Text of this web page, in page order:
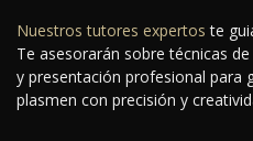
Nuestros tutores expertos te
Te asesorarán sobre técnicas
y presentación profesional para
plasmen con precisión y